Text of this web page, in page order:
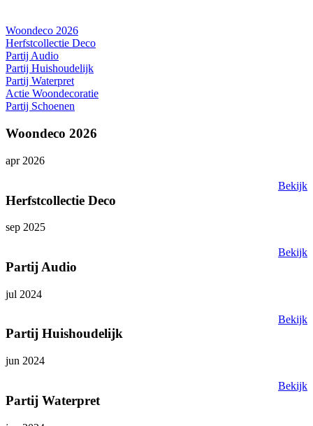
Woondeco 2026
Herfstcollectie Deco
Partij Audio
Partij Huishoudelijk
Partij Waterpret
Actie Woondecoratie
Partij Schoenen
Woondeco 2026
apr 2026
Bekijk
Herfstcollectie Deco
sep 2025
Bekijk
Partij Audio
jul 2024
Bekijk
Partij Huishoudelijk
jun 2024
Bekijk
Partij Waterpret